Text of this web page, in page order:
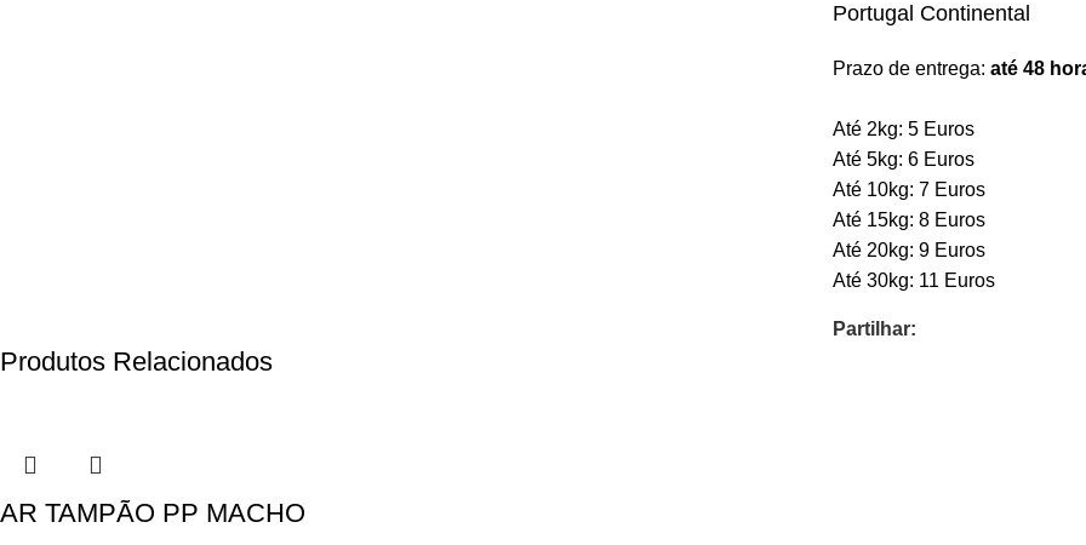
Portugal Continental
Prazo de entrega: até 48
Até 2kg: 5 Euros
Até 5kg: 6 Euros
Até 10kg: 7 Euros
Até 15kg: 8 Euros
Até 20kg: 9 Euros
Até 30kg: 11 Euros
Partilhar:
Produtos Relacionados
AR TAMPÃO PP MACHO